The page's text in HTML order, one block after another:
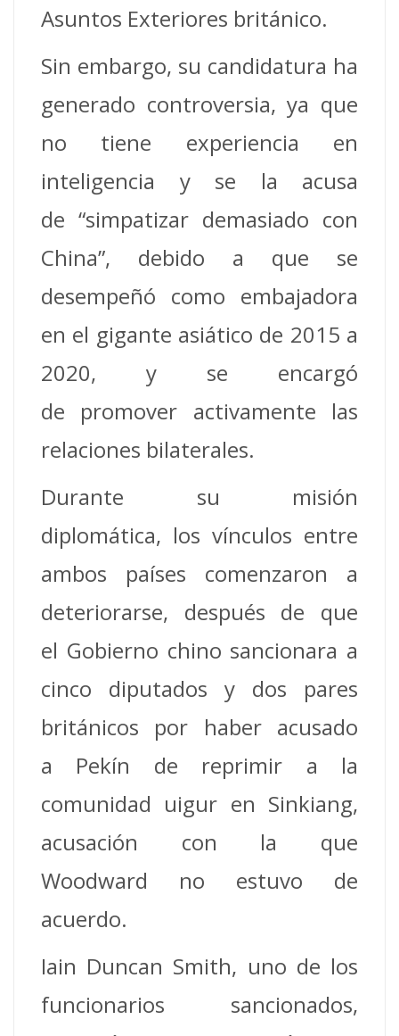
Asuntos Exteriores británico.
Sin embargo, su candidatura ha
generado controversia, ya que
no tiene experiencia en
inteligencia y se la acusa
de “simpatizar demasiado con
China”, debido a que se
desempeñó como embajadora
en el gigante asiático de 2015 a
2020, y se encargó
de promover activamente las
relaciones bilaterales.
Durante su misión
diplomática, los vínculos entre
ambos países comenzaron a
deteriorarse, después de que
el Gobierno chino sancionara a
cinco diputados y dos pares
británicos por haber acusado
a Pekín de reprimir a la
comunidad uigur en Sinkiang,
acusación con la que
Woodward no estuvo de
acuerdo.
Iain Duncan Smith, uno de los
funcionarios sancionados,